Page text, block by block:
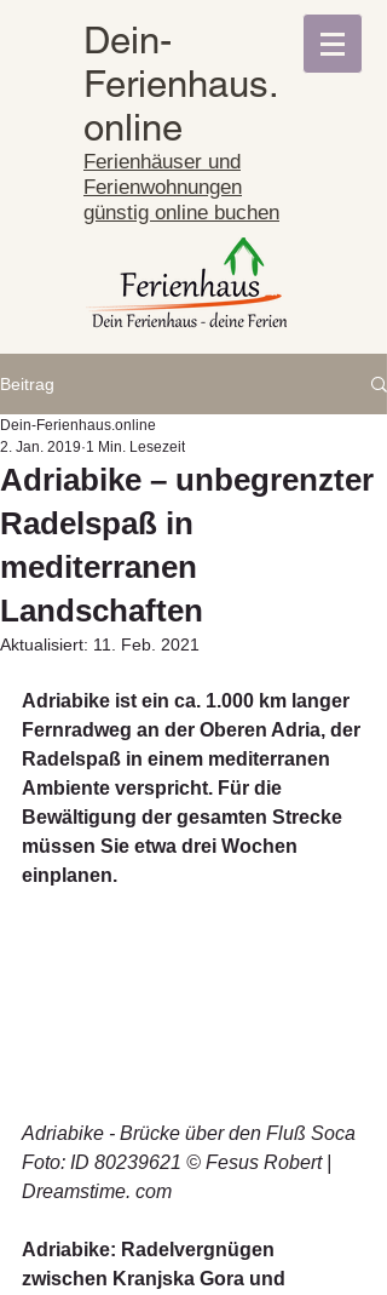
Dein-
Ferienhaus.
online
Ferienhäuser und
Ferienwohnungen
günstig online buchen
Beitrag
Adriabike – unbegrenzter
Radelspaß in
mediterranen
Landschaften
Dein-Ferienhaus.online
2. Jan. 2019 1 Min. Lesezeit
Aktualisiert: 11. Feb. 2021
Adriabike ist ein ca. 1.000 km langer
Fernradweg an der Oberen Adria, der
Radelspaß in einem mediterranen
Ambiente verspricht. Für die
Bewältigung der gesamten Strecke
müssen Sie etwa drei Wochen
einplanen.
Adriabike - Brücke über den Fluß Soca
Foto: ID 80239621 © Fesus Robert |
Dreamstime. com
Adriabike: Radelvergnügen
zwischen Kranjska Gora und